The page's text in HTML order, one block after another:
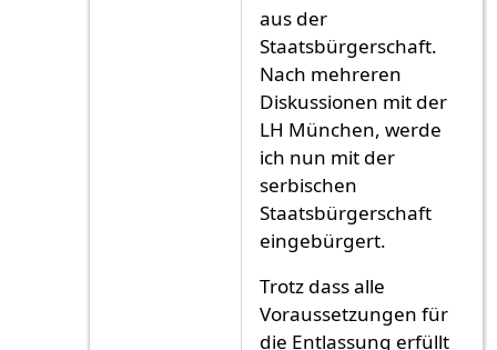
aus der
Staatsbürgerschaft.
Nach mehreren
Diskussionen mit der
LH München, werde
ich nun mit der
serbischen
Staatsbürgerschaft
eingebürgert.
Trotz dass alle
Voraussetzungen für
die Entlassung erfüllt